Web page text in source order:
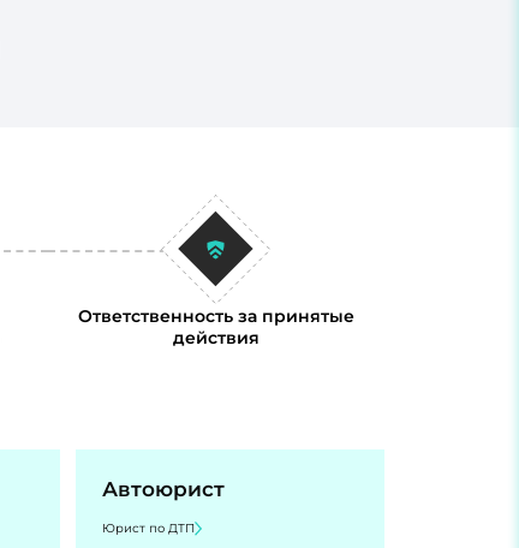
Ответственность за принятые
действия
Автоюрист
Юрист по ДТП